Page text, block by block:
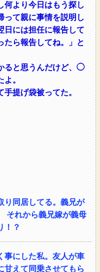
何より今日はもう探し
って親に事情を説明し
日には担任に報告して
たら報告してね。」と
ると思うんだけど、◯
。
提げ袋被ってた。
り同居してる。義兄が
それから義兄嫁が義母
！？
事にした私。友人が車
甘えて同乗させてもら